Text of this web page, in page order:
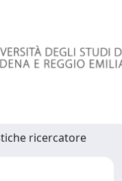
ricercatore